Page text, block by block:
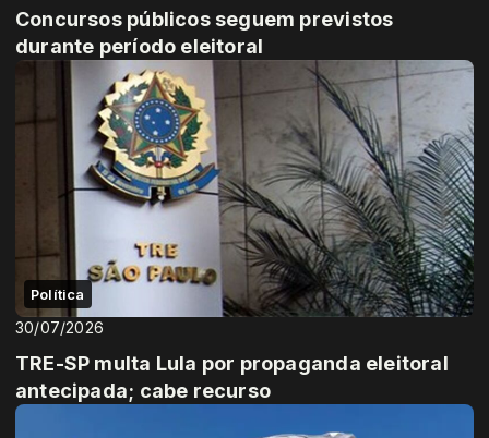
Concursos públicos seguem previstos
durante período eleitoral
Política
30/07/2026
TRE-SP multa Lula por propaganda eleitoral
antecipada; cabe recurso